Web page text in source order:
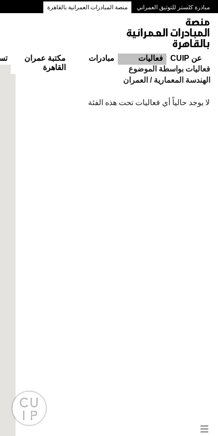
مبادرة كلستر للتوثيق العمراني منصة المبادرات العمرانية بالقاهرة
ممرات وسط البلد بالقاهرة
عن CUIP فعاليات مبادرات
مكتبة عمران
القاهرة
فعاليات بواسطة الموضوع
الهندسة المعمارية / العمران
لا يوجد حالياً أي فعاليات تحت هذه الفئة